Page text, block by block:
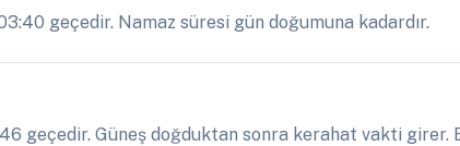
geçedir. Namaz süresi gün doğumuna kadardır.
geçedir. Güneş doğduktan sonra kerahat vakti girer.